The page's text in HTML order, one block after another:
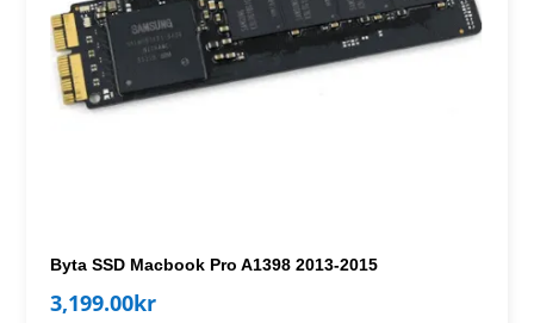
Byta SSD Macbook Pro A1398 2013-2015
3,199.00kr